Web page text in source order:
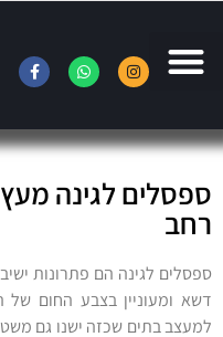
ספסלים לגינה מעץ
רחב
ספסלים לגינה הם פתרונות
דשא ומעוניין בצבע החום של
למעצב בתים שכזה ישנו גם